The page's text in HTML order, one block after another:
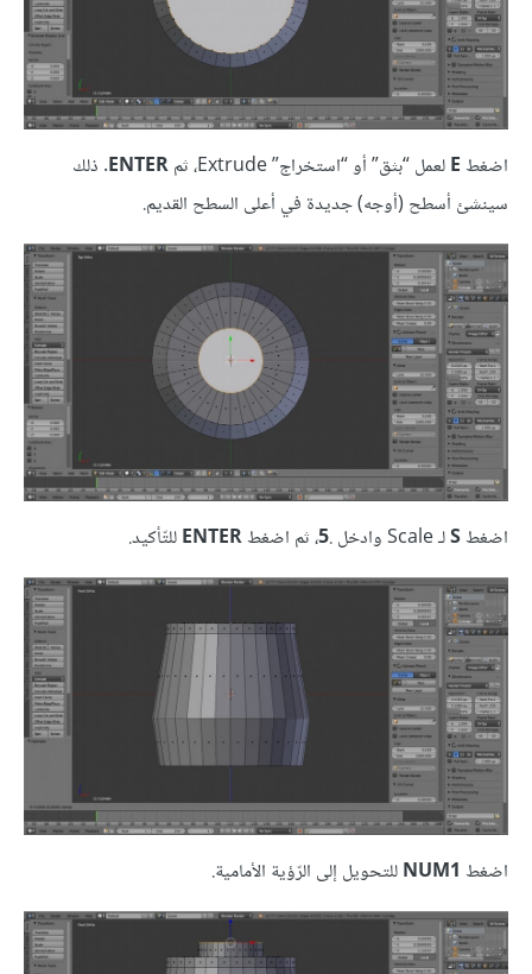
اضغطEلعمل “بثق” أو “استخراج” Extrude، ثم ENTER. ذلك
سينشئ أسطح (أوجه) جديدة في أعلى السطح القديم.
اضغطSلـ Scale وادخل . 5، ثم اضغطENTERللتّأكيد.
اضغط NUM1للتحويل إلى الرّؤية الأمامية.